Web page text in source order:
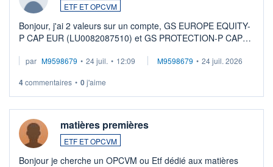
ETF ET OPCVM
Bonjour, j'ai 2 valeurs sur un compte, GS EUROPE EQUITY-
P CAP EUR (LU0082087510) et GS PROTECTION-P CAP
veux procéder à la vente, on me signale ...
par M9598679 • 24 juil. • 12:09 M9598679 • 24 juil. 2026
4commentaires • 0j'aime
matières premières
ETF ET OPCVM
Bonjour je cherche un OPCVM ou Etf dédié aux matières